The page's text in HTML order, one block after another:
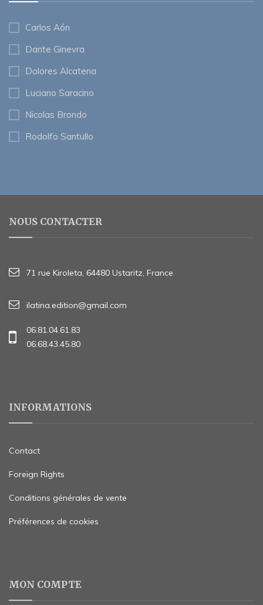
Carlos Aón
Dante Ginevra
Dolores Alcatena
Luciano Saracino
Nicolas Brondo
Rodolfo Santullo
NOUS CONTACTER
71 rue Kiroleta, 64480 Ustaritz, France
ilatina.edition@gmail.com
06.81.04.61.83
06.68.43.45.80
INFORMATIONS
Contact
Foreign Rights
Conditions générales de vente
Préférences de cookies
MON COMPTE